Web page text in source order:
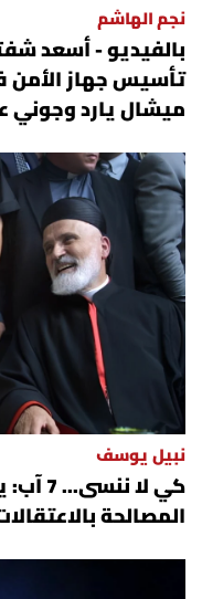
نجم الهاشم
تأسيس جهاز الأمن
ميشال يارد وجوني
نبيل يوسف
كي لا
المصالحة